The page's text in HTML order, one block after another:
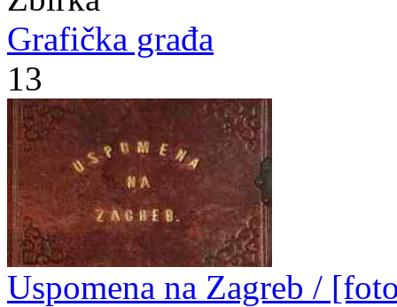
Grafička građa
13
Uspomena na Zagreb /